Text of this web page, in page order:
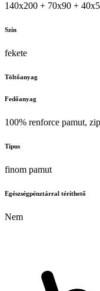
140x200 + 70x90 +
Szín
fekete
Töltőanyag
Fedőanyag
100% renforce pamut,
Típus
finom pamut
Egészségpénztárral téríthető
Nem